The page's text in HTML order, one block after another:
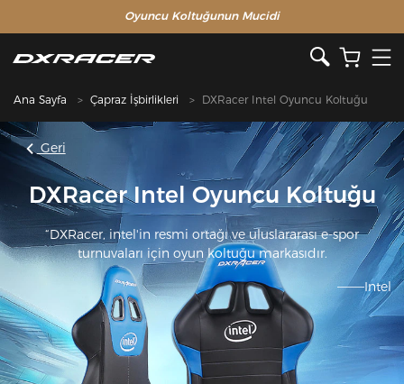
Oyuncu Koltuğunun Mucidi
Ana Sayfa Çapraz İşbirlikleri DXRacer Intel Oyuncu Koltuğu
Geri
DXRacer Intel Oyuncu Koltuğu
“DXRacer, intel'in resmi ortağı ve uluslararası e-spor
turnuvaları için oyun koltuğu markasıdır.
———Intel